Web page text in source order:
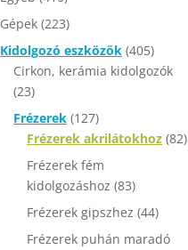
Gépek (223)
Kidolgozó eszközök (405)
Cirkon, kerámia kidolgozók
(23)
Frézerek (127)
Frézerek akrilátokhoz (82)
Frézerek fém
kidolgozáshoz (83)
Frézerek gipszhez (44)
Frézerek puhán maradó